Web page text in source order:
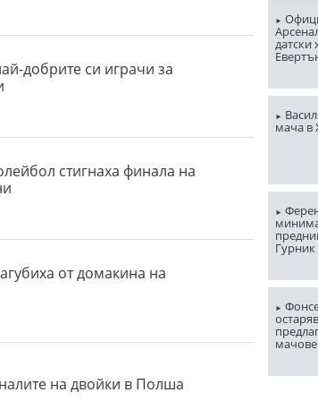
добрите си играчи за
стигнаха финала на
от домакина на
на двойки в Полша
датски
мача в
Гурник